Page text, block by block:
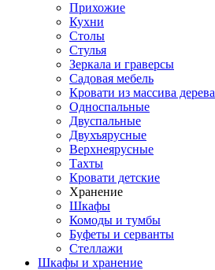
Прихожие
Кухни
Столы
Стулья
Зеркала и граверсы
Садовая мебель
Кровати из массива дерева
Односпальные
Двуспальные
Двухъярусные
Верхнеярусные
Тахты
Кровати детские
Хранение
Шкафы
Комоды и тумбы
Буфеты и серванты
Стеллажи
Шкафы и хранение